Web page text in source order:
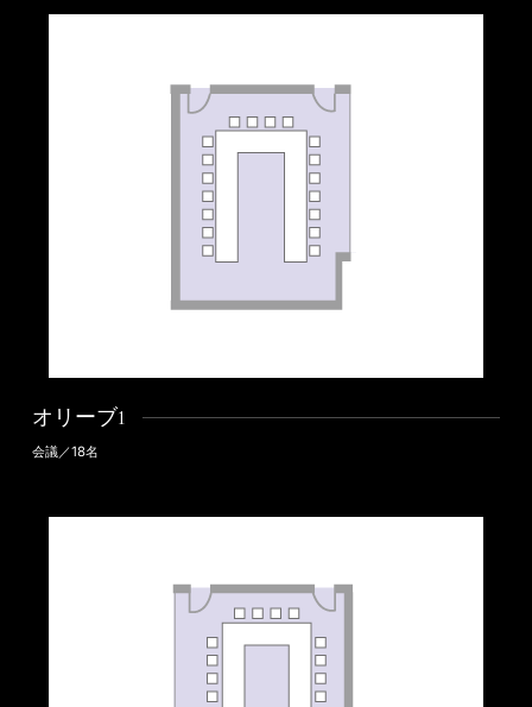
オリーブ1
会議／18名